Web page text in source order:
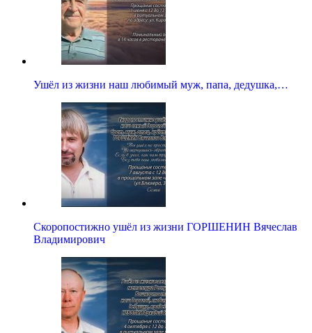
Ушёл из жизни наш любимый муж, папа, дедушка,…
Скоропостижно ушёл из жизни ГОРШЕНИН Вячеслав
Владимирович